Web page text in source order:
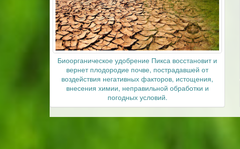
Биоорганическое удобрение Пикса восстановит и
вернет плодородие почве, пострадавшей от
воздействия негативных факторов, истощения,
внесения химии, неправильной обработки и
погодных условий.